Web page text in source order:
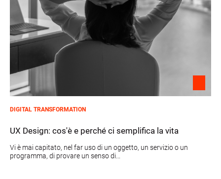
DIGITAL TRANSFORMATION
UX Design: cos'è e perché ci semplifica la vita
Vi è mai capitato, nel far uso di un oggetto, un servizio o un
programma, di provare un senso di...